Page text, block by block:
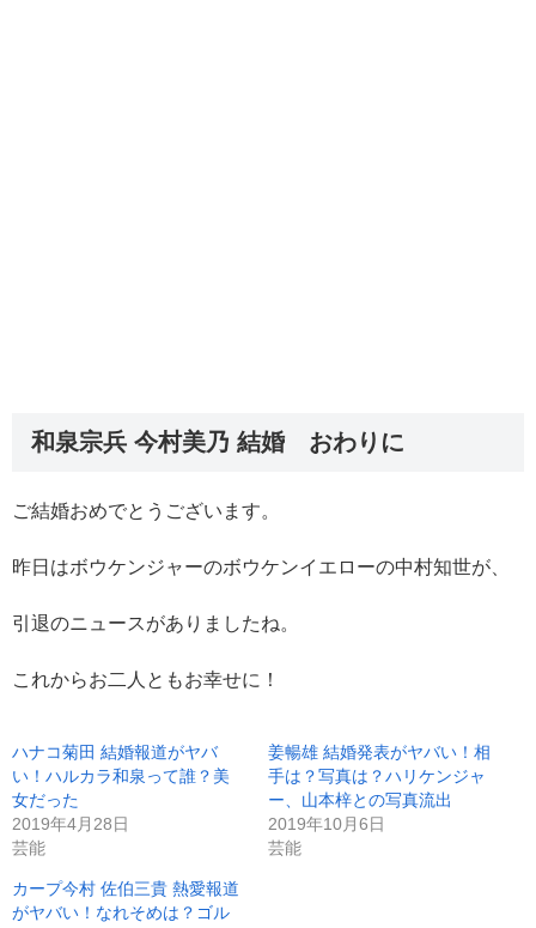
和泉宗兵 今村美乃 結婚 おわりに
ご結婚おめでとうございます。
昨日はボウケンジャーのボウケンイエローの中村知世が、
引退のニュースがありましたね。
これからお二人ともお幸せに！
ハナコ菊田 結婚報道がヤバ
い！ハルカラ和泉って誰？美
女だった
2019年4月28日
芸能
姜暢雄 結婚発表がヤバい！相
手は？写真は？ハリケンジャ
ー、山本梓との写真流出
2019年10月6日
芸能
カープ今村 佐伯三貴 熱愛報道
がヤバい！なれそめは？ゴル